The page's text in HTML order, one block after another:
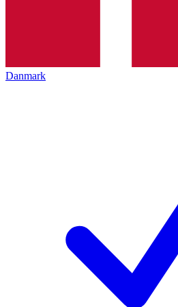
Danmark